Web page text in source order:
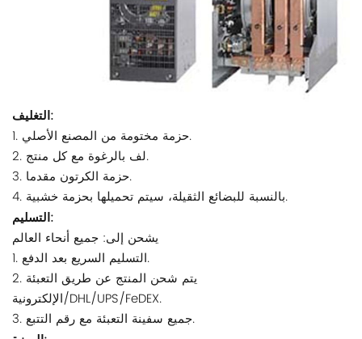
التغليف:
1. حزمة مختومة من المصنع الأصلي.
2. لف بالرغوة مع كل منتج.
3. حزمة الكرتون مقدما.
4. بالنسبة للبضائع الثقيلة، سيتم تحميلها بحزمة خشبية.
التسليم:
يشحن إلى: جميع أنحاء العالم
1. التسليم السريع بعد الدفع.
2. يتم شحن المنتج عن طريق التعبئة
الإلكترونية/DHL/UPS/FeDEX.
3. جميع سفينة التعبئة مع رقم التتبع.